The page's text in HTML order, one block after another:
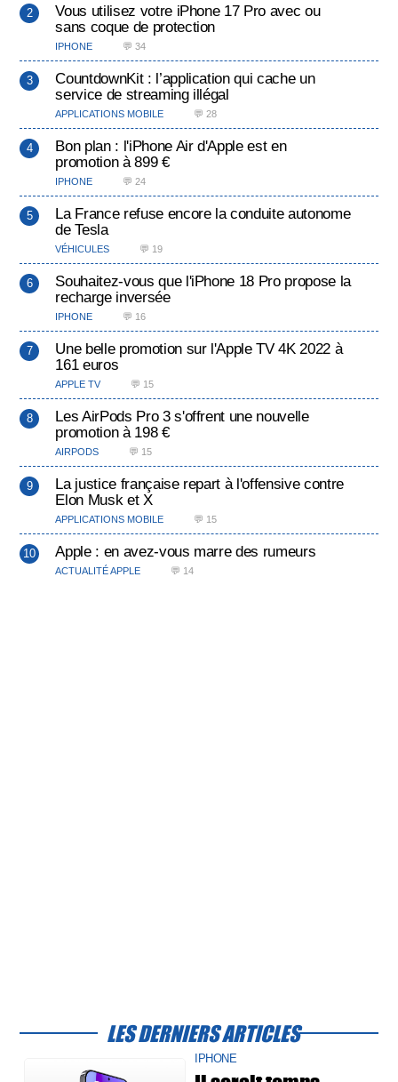
Vous utilisez votre iPhone 17 Pro avec ou
sans coque de protection
IPHONE 💬 34
CountdownKit : l’application qui cache un
service de streaming illégal
APPLICATIONS MOBILE 💬 28
Bon plan : l'iPhone Air d'Apple est en
promotion à 899 €
IPHONE 💬 24
La France refuse encore la conduite autonome
de Tesla
VÉHICULES 💬 19
Souhaitez-vous que l'iPhone 18 Pro propose la
recharge inversée
IPHONE 💬 16
Une belle promotion sur l'Apple TV 4K 2022 à
161 euros
APPLE TV 💬 15
Les AirPods Pro 3 s'offrent une nouvelle
promotion à 198 €
AIRPODS 💬 15
La justice française repart à l'offensive contre
Elon Musk et X
APPLICATIONS MOBILE 💬 15
Apple : en avez-vous marre des rumeurs
ACTUALITÉ APPLE 💬 14
LES DERNIERS ARTICLES
IPHONE